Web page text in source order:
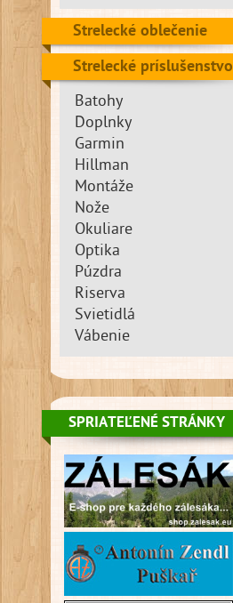
Strelecké oblečenie
Strelecké príslušenstvo
Batohy
Doplnky
Garmin
Hillman
Montáže
Nože
Okuliare
Optika
Púzdra
Riserva
Svietidlá
Vábenie
SPRIATEĽENÉ STRÁNKY